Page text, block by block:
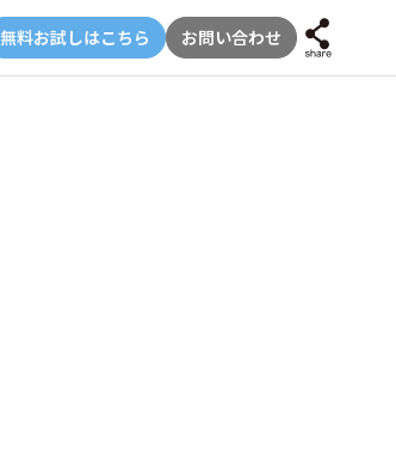
無料お試しはこちら お問い合わせ